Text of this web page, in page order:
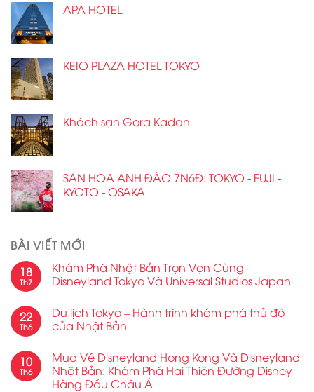
APA HOTEL
KEIO PLAZA HOTEL TOKYO
Khách sạn Gora Kadan
SĂN HOA ANH ĐÀO 7N6Đ: TOKYO - FUJI -
KYOTO - OSAKA
BÀI VIẾT MỚI
18
Th7
Khám Phá Nhật Bản Trọn Vẹn Cùng
Disneyland Tokyo Và Universal Studios Japan
22
Th6
Du lịch Tokyo – Hành trình khám phá thủ đô
của Nhật Bản
10
Th6
Mua Vé Disneyland Hong Kong Và Disneyland
Nhật Bản: Khám Phá Hai Thiên Đường Disney
Hàng Đầu Châu Á